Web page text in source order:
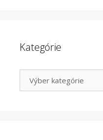
Kategórie